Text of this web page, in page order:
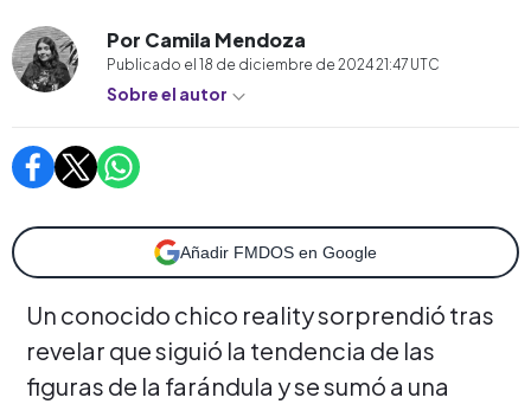
Por Camila Mendoza
Publicado el 18 de diciembre de 2024 21:47 UTC
Sobre el autor
Añadir FMDOS en Google
Un conocido chico reality sorprendió tras
revelar que siguió la tendencia de las
figuras de la farándula y se sumó a una